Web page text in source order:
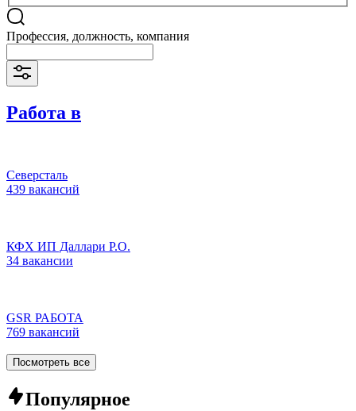
Профессия, должность, компания
Работа в
Северсталь
439 вакансий
КФХ ИП Даллари Р.О.
34 вакансии
GSR РАБОТА
769 вакансий
Посмотреть все
Популярное